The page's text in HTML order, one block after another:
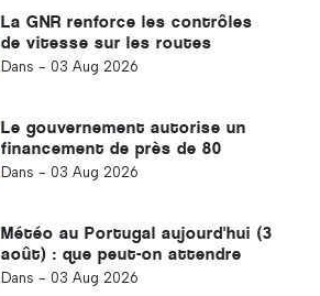
La GNR renforce les contrôles
de vitesse sur les routes
portugaises
Dans - 03 Aug 2026
Le gouvernement autorise un
financement de près de 80
millions d'euros pour des travaux
Dans - 03 Aug 2026
Météo au Portugal aujourd'hui (3
août) : que peut-on attendre
des prévisions du jour ?
Dans - 03 Aug 2026